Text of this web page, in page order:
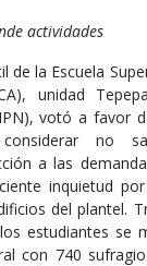
actividades
de la Escuela
unidad
votó a favor
no
a las
inquietud
del plantel.
estudiantes se
con 740